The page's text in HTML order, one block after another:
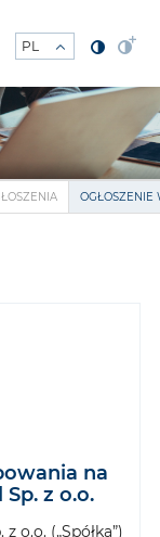
OGŁOSZENIE
na
z o.o.
o.o. („Spółka”)